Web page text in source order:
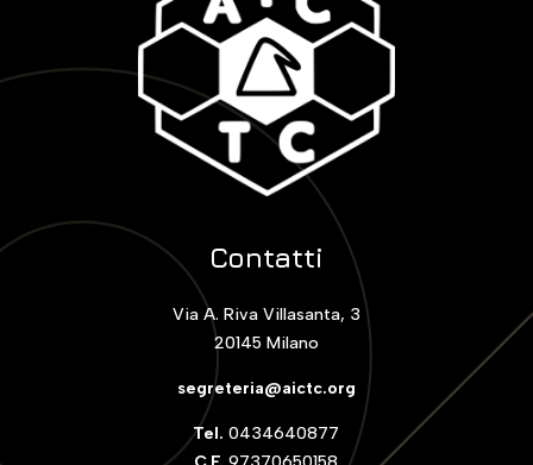
Contatti
Via A. Riva Villasanta, 3
20145 Milano
segreteria@aictc.org
Tel. 0434640877